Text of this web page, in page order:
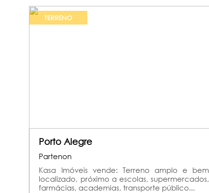
TERRENO
Porto Alegre
Partenon
Kasa Imóveis vende: Terreno amplo e bem
localizado, próximo a escolas, supermercados,
farmácias, academias, transporte público...